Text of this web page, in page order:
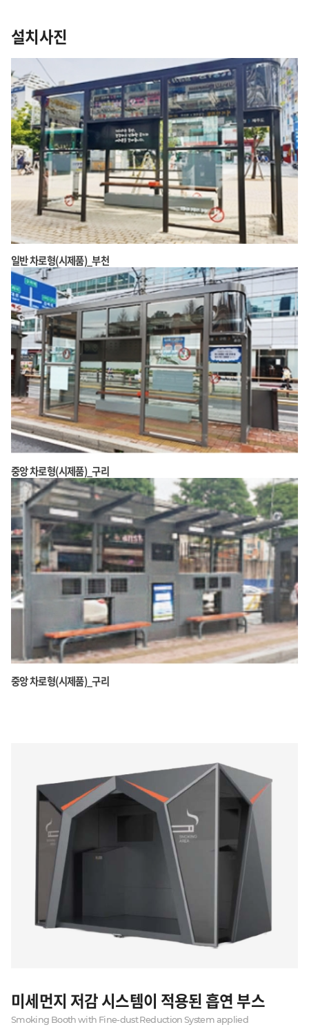
설치사진
일반 차로형(시제품)_부천
중앙 차로형(시제품)_구리
중앙 차로형(시제품)_구리
미세먼지 저감 시스템이 적용된 흡연 부스
Smoking Booth with Fine-dust Reduction System applied